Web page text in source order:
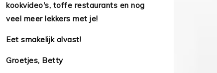
kookvideo's, toffe restaurants en nog
veel meer lekkers met je!
Eet smakelijk alvast!
Groetjes, Betty